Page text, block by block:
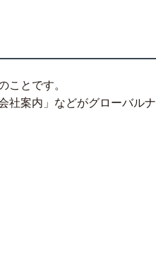
ことです。
社案内」などがグローバルナ